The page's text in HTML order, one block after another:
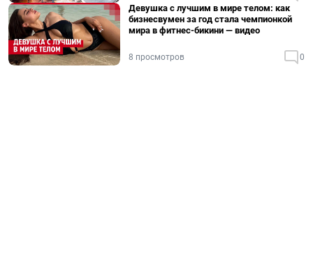
Девушка с лучшим в мире телом: как
бизнесвумен за год стала чемпионкой
мира в фитнес-бикини — видео
8 просмотров 0